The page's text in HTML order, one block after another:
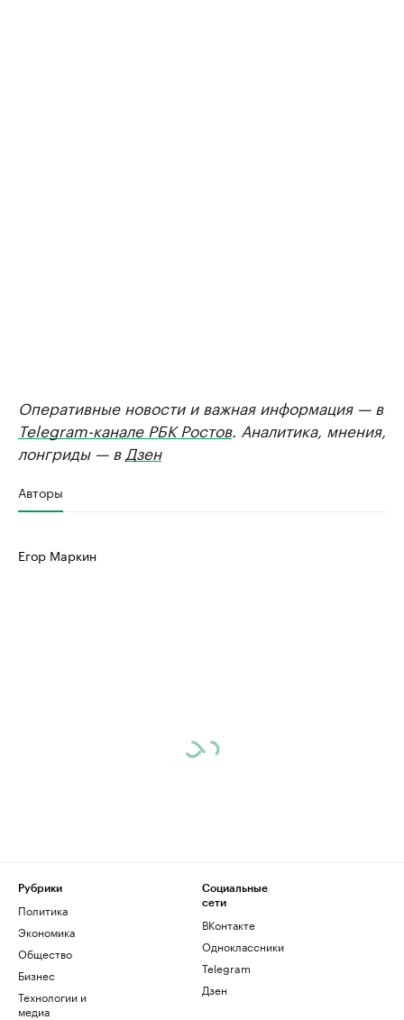
Оперативные новости и важная информация — в
Telegram-канале РБК Ростов. Аналитика, мнения,
лонгриды — в Дзен
Авторы
Егор Маркин
Рубрики
Политика
Экономика
Общество
Бизнес
Технологии и
медиа
Социальные
сети
ВКонтакте
Одноклассники
Telegram
Дзен